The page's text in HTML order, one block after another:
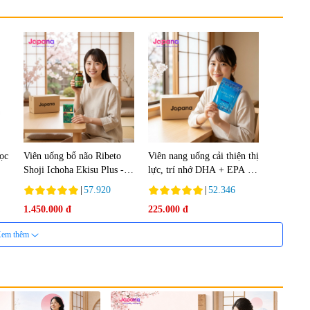
Viên uống bổ não Ribeto
Shoji Ichoha Ekisu Plus -
90 viên
57.920
1.450.000 đ
Viên nang uống cải thiện thị
lực, trí nhớ DHA + EPA +
Flaxseed Oil 30 viên/gói -
Date 02/2027
52.346
225.000 đ
thêm